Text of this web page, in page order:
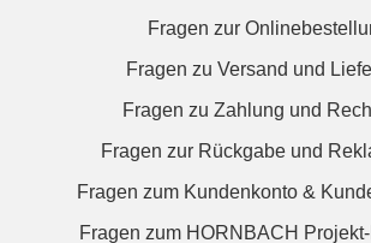
Fragen zur
Fragen zu Versand und
Fragen zu Zahlung und
Fragen zur Rückgabe und
Fragen zum Kundenkonto &
Fragen zum HORNBACH